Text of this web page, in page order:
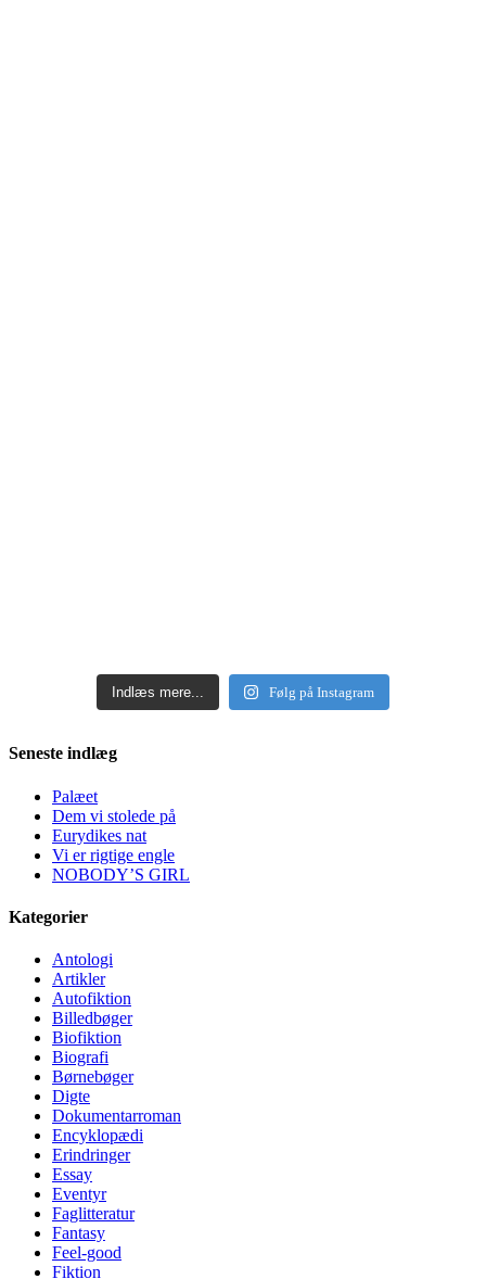
Indlæs mere... Følg på Instagram
Seneste indlæg
Palæet
Dem vi stolede på
Eurydikes nat
Vi er rigtige engle
NOBODY’S GIRL
Kategorier
Antologi
Artikler
Autofiktion
Billedbøger
Biofiktion
Biografi
Børnebøger
Digte
Dokumentarroman
Encyklopædi
Erindringer
Essay
Eventyr
Faglitteratur
Fantasy
Feel-good
Fiktion